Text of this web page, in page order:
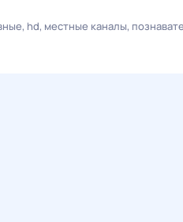
hd местные каналы